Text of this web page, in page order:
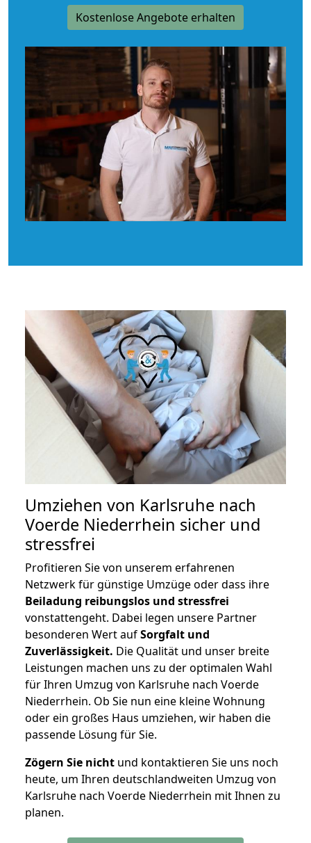
Kostenlose Angebote erhalten
Umziehen von Karlsruhe nach
Voerde Niederrhein sicher und
stressfrei
Profitieren Sie von unserem erfahrenen
Netzwerk für günstige Umzüge oder dass ihre
Beiladung reibungslos und stressfrei
vonstattengeht. Dabei legen unsere Partner
besonderen Wert aufSorgfalt und
Zuverlässigkeit. Die Qualität und unser breite
Leistungen machen uns zu der optimalen Wahl
für Ihren Umzug von Karlsruhe nach Voerde
Niederrhein. Ob Sie nun eine kleine Wohnung
oder ein großes Haus umziehen, wir haben die
passende Lösung für Sie.
Zögern Sie nicht und kontaktieren Sie uns noch
heute, um Ihren deutschlandweiten Umzug von
Karlsruhe nach Voerde Niederrhein mit Ihnen zu
planen.